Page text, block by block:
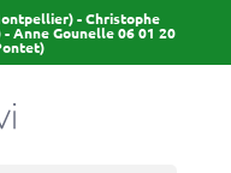
- Christophe
Anne Gounelle 06 01 20